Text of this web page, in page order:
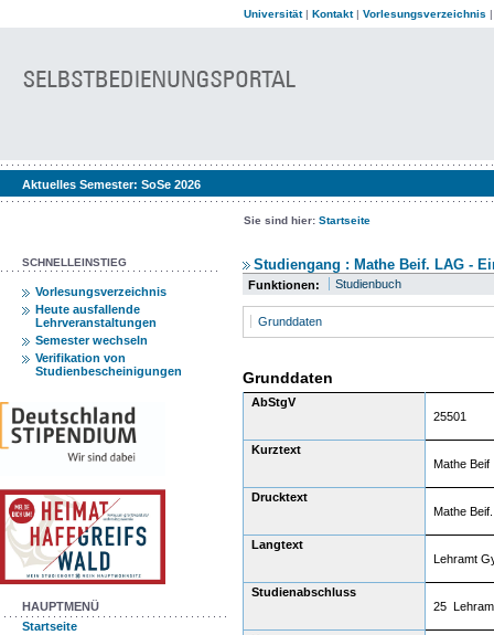
Universität| Kontakt| Vorlesungsverzeichnis
Aktuelles Semester: SoSe 2026
Sie sind hier: Startseite
SCHNELLEINSTIEG
Vorlesungsverzeichnis
Heute ausfallende
Lehrveranstaltungen
Semester wechseln
Verifikation von
Studienbescheinigungen
HAUPTMENÜ
Startseite
Studiengang : Mathe Beif. LAG -
Funktionen: Studienbuch
Grunddaten
Grunddaten
AbStgV
25501
Kurztext
Mathe Beif
Drucktext
Mathe
Langtext
Lehramt
Studienabschluss
25